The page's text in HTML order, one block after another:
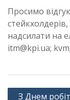
Просимо
надсилати на
itm@kpi.ua;
Навігація
З Днем